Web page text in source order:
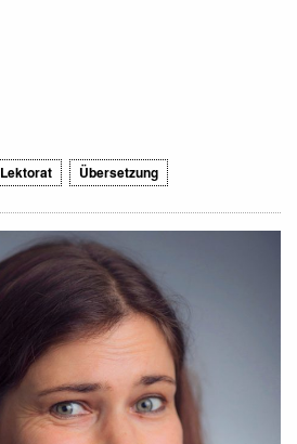
Lektorat Übersetzung